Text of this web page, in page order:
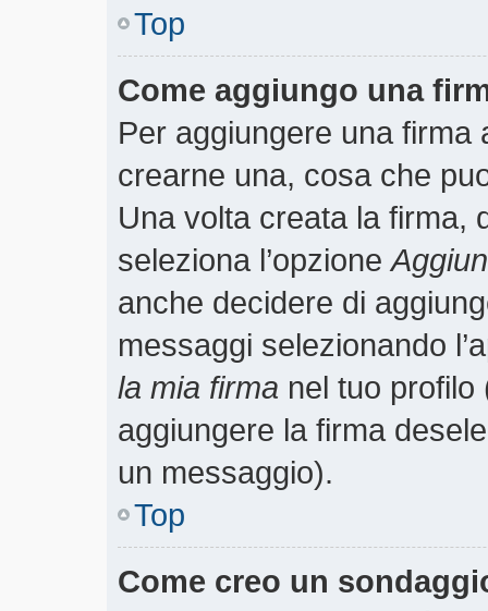
Top
Come aggiungo una
Per aggiungere una
crearne una, cosa che
Una volta creata la firma,
seleziona l’opzione
anche decidere di
messaggi selezionando
la mia firma nel tuo
aggiungere la firma
un messaggio).
Top
Come creo un